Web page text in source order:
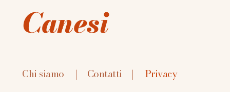
Canesi
Chi siamo | Contatti | Privacy